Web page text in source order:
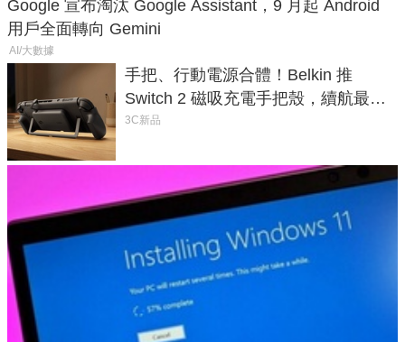
Google 宣布淘汰 Google Assistant，9 月起 Android
用戶全面轉向 Gemini
AI/大數據
手把、行動電源合體！Belkin 推
Switch 2 磁吸充電手把殼，續航最高
延長 1.5 倍
3C新品